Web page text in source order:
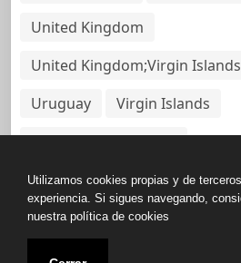
United Kingdom
United Kingdom;Virgin Islands
Uruguay
Virgin Islands
Virgin Islands, British
Copyright © All
Utilizamos cookies propias y de
experiencia. Si sigues navegando,
nuestra política de cookies